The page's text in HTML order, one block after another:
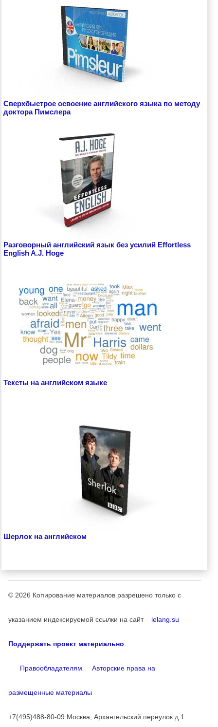
Сверхбыстрое освоение английского языка по методу
доктора Пимслера
Разговорный английский язык без усилий Effortless
English A.J. Hoge
Тексты на английском языке
Шерлок на английском
© 2026 Копирование материалов разрешено только с
указанием индексируемой ссылки на сайт lelang.su
Поддержать проект материально
Правообладателям Авторские права на
размещенные материалы
+7(495)488-80-09 Москва, Архангельский переулок д.1